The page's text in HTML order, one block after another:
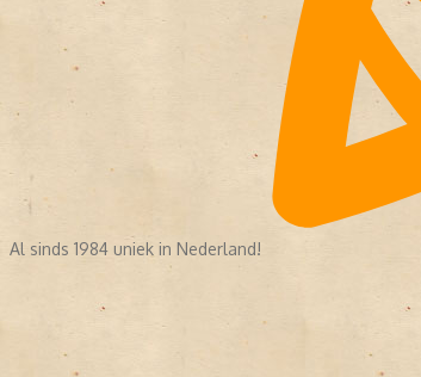
Al sinds 1984 uniek in Nederland!